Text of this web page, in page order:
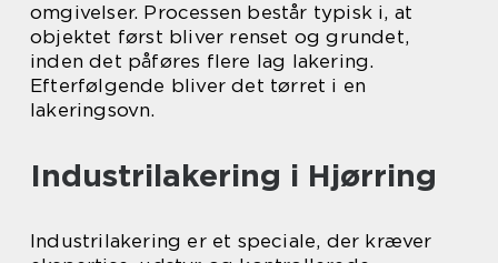
omgivelser. Processen består typisk i, at
objektet først bliver renset og grundet,
inden det påføres flere lag lakering.
Efterfølgende bliver det tørret i en
lakeringsovn.
Industrilakering i Hjørring
Industrilakering er et speciale, der kræver